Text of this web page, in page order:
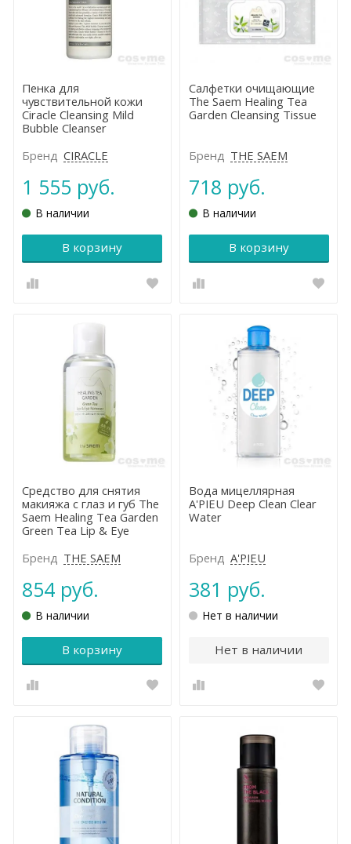
Пенка для
чувствительной кожи
Ciracle Cleansing Mild
Bubble Cleanser
Бренд CIRACLE
1 555 руб.
В наличии
В корзину
Салфетки очищающие
The Saem Healing Tea
Garden Cleansing Tissue
Бренд THE SAEM
718 руб.
В наличии
В корзину
Средство для снятия
макияжа с глаз и губ The
Saem Healing Tea Garden
Green Tea Lip & Eye
Бренд THE SAEM
854 руб.
В наличии
В корзину
Вода мицеллярная
A'PIEU Deep Clean Clear
Water
Бренд A'PIEU
381 руб.
Нет в наличии
Нет в наличии